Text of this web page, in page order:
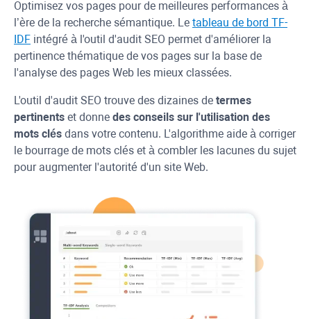
Optimisez vos pages pour de meilleures performances à
l’ère de la recherche sémantique. Le tableau de bord TF-
IDF intégré à l'outil d'audit SEO permet d'améliorer la
pertinence thématique de vos pages sur la base de
l'analyse des pages Web les mieux classées.
L'outil d'audit SEO trouve des dizaines de termes
pertinents et donne des conseils sur l'utilisation des
mots clés dans votre contenu. L'algorithme aide à corriger
le bourrage de mots clés et à combler les lacunes du sujet
pour augmenter l'autorité d'un site Web.